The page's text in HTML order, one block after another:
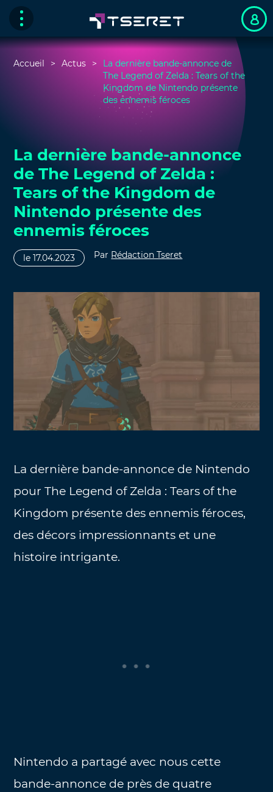
Accueil Actus
La dernière bande-annonce de
The Legend of Zelda : Tears of the
Kingdom de Nintendo présente
des ennemis féroces
La dernière bande-annonce
de The Legend of Zelda :
Tears of the Kingdom de
Nintendo présente des
ennemis féroces
le 17.04.2023 Par Rédaction Tseret
La dernière bande-annonce de Nintendo
pour The Legend of Zelda : Tears of the
Kingdom présente des ennemis féroces,
des décors impressionnants et une
histoire intrigante.
Nintendo a partagé avec nous cette
bande-annonce de près de quatre